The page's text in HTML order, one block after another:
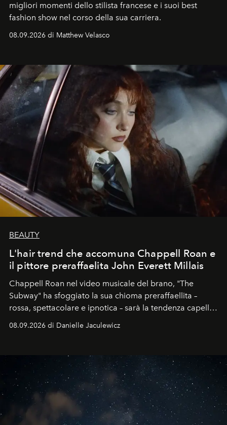
migliori momenti dello stilista francese e i suoi best
fashion show nel corso della sua carriera.
08.09.2026 di Matthew Velasco
BEAUTY
L'hair trend che accomuna Chappell Roan e
il pittore preraffaelita John Everett Millais
Chappell Roan nel video musicale del brano, "The
Subway" ha sfoggiato la sua chioma preraffaellita –
rossa, spettacolare e ipnotica – sarà la tendenza capelli
dell'autunno?
08.09.2026 di Danielle Jaculewicz